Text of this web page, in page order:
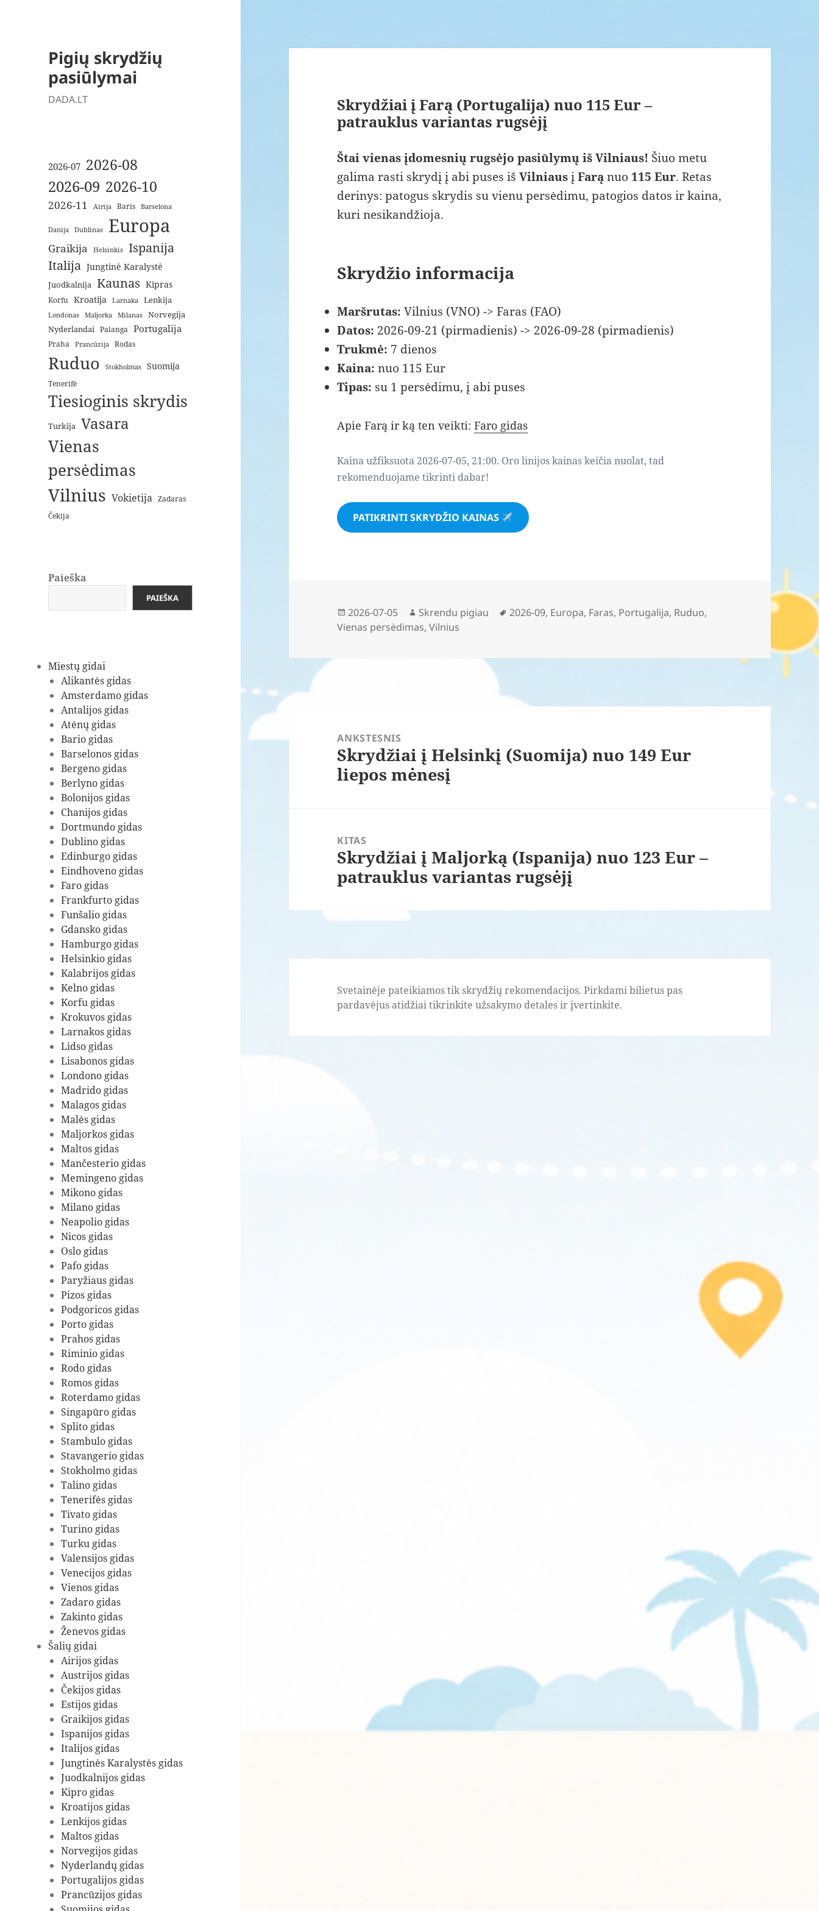
Pigių skrydžių
pasiūlymai
DADA.LT
2026-07 2026-08
2026-09 2026-10
2026-11 Airija Baris Barselona
Danija Dublinas Europa
Graikija Helsinkis
Ispanija
Italija Jungtinė Karalystė
Juodkalnija Kaunas Kipras
Korfu Kroatija Larnaka Lenkija
Londonas Maljorka Milanas
Norvegija
Nyderlandai Palanga Portugalija
Praha Prancūzija Rodas
Ruduo Stokholmas Suomija
Tenerifė
Tiesioginis skrydis
Turkija Vasara
Vienas
persėdimas
Vilnius Vokietija Zadaras
Čekija
Paieška
PAIEŠKA
Miestų gidai
Alikantės gidas
Amsterdamo gidas
Antalijos gidas
Atėnų gidas
Bario gidas
Barselonos gidas
Bergeno gidas
Berlyno gidas
Bolonijos gidas
Chanijos gidas
Dortmundo gidas
Dublino gidas
Edinburgo gidas
Eindhoveno gidas
Faro gidas
Frankfurto gidas
Funšalio gidas
Gdansko gidas
Hamburgo gidas
Helsinkio gidas
Kalabrijos gidas
Kelno gidas
Korfu gidas
Krokuvos gidas
Larnakos gidas
Lidso gidas
Lisabonos gidas
Londono gidas
Madrido gidas
Malagos gidas
Malės gidas
Maljorkos gidas
Maltos gidas
Mančesterio gidas
Memingeno gidas
Mikono gidas
Milano gidas
Neapolio gidas
Nicos gidas
Oslo gidas
Pafo gidas
Paryžiaus gidas
Pizos gidas
Podgoricos gidas
Porto gidas
Prahos gidas
Riminio gidas
Rodo gidas
Romos gidas
Roterdamo gidas
Singapūro gidas
Splito gidas
Stambulo gidas
Stavangerio gidas
Stokholmo gidas
Talino gidas
Tenerifės gidas
Tivato gidas
Turino gidas
Turku gidas
Valensijos gidas
Venecijos gidas
Vienos gidas
Zadaro gidas
Zakinto gidas
Ženevos gidas
Šalių gidai
Airijos gidas
Austrijos gidas
Čekijos gidas
Estijos gidas
Graikijos gidas
Ispanijos gidas
Italijos gidas
Jungtinės Karalystės gidas
Juodkalnijos gidas
Kipro gidas
Kroatijos gidas
Lenkijos gidas
Maltos gidas
Norvegijos gidas
Nyderlandų gidas
Portugalijos gidas
Prancūzijos gidas
Skrydžiai į Farą (Portugalija) nuo 115 Eur –
patrauklus variantas rugsėjį
Štai vienas įdomesnių rugsėjo pasiūlymų iš Vilniaus! Šiuo metu
galima rasti skrydį į abi puses išVilniausįFarąnuo 115 Eur. Retas
derinys: patogus skrydis su vienu persėdimu, patogios datos ir kaina,
kuri nesikandžioja.
Skrydžio informacija
Maršrutas: Vilnius (VNO) -> Faras (FAO)
Datos: 2026-09-21 (pirmadienis) -> 2026-09-28 (pirmadienis)
Trukmė: 7 dienos
Kaina: nuo 115 Eur
Tipas: su 1 persėdimu, į abi puses
Apie Farą ir ką ten veikti:Faro gidas
Kaina užfiksuota 2026-07-05, 21:00. Oro linijos kainas keičia nuolat, tad
rekomenduojame tikrinti dabar!
PATIKRINTI SKRYDŽIO KAINAS
Paskelbta
2026-07-05 Autorius
Skrendu pigiau Žymos
2026-09, Europa, Faras, Portugalija, Ruduo,
Vienas persėdimas,Vilnius
ANKSTESNIS
Ankstesnis
įrašas:
Skrydžiai į Helsinkį (Suomija) nuo 149 Eur
liepos mėnesį
KITAS
Paskesnis
įrašas:
Skrydžiai į Maljorką (Ispanija) nuo 123 Eur –
patrauklus variantas rugsėjį
Svetainėje pateikiamos tik skrydžių rekomendacijos. Pirkdami bilietus pas
pardavėjus atidžiai tikrinkite užsakymo detales ir įvertinkite.